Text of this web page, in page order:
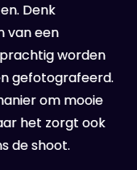
Denk
van een
worden
gefotografeerd.
om mooie
het zorgt ook
de shoot.